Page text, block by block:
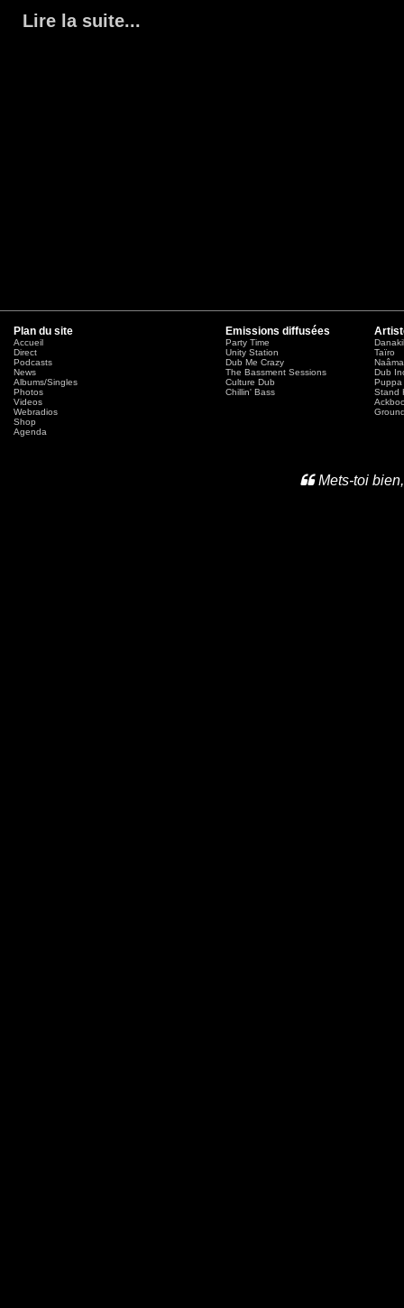
Lire la suite...
Plan du site
Accueil
Direct
Podcasts
News
Albums/Singles
Photos
Videos
Webradios
Shop
Agenda
Emissions diffusées
Party Time
Unity Station
Dub Me Crazy
The Bassment Sessions
Culture Dub
Chillin' Bass
Danakil
Taïro
Dub
Puppa
Stand
Mets-toi